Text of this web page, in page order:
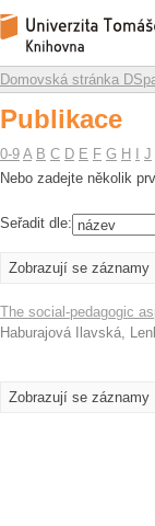
Publikace
Repozitář DSpace/
Domovská stránka
Publikace
0-9 A B C D E F G H J
Nebo zadejte několik
Seřadit dle:
Zobrazují se záznamy
The social-pedagogic
Haburajová Ilavská,
Zobrazují se záznamy